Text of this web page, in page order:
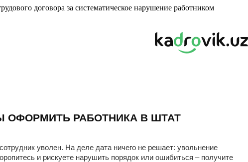
договора за систематическое нарушение работником
ОФОРМИТЬ РАБОТНИКА В ШТАТ
уволен. На деле дата ничего не решает: увольнение
и рискуете нарушить порядок или ошибиться – получите